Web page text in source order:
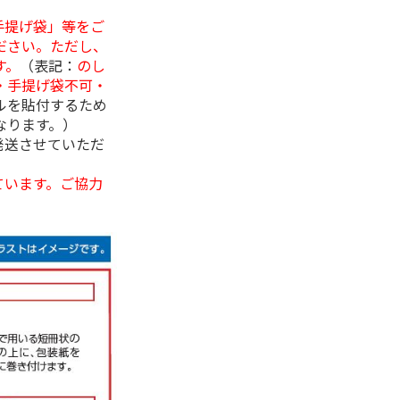
げ袋」等をご
い。ただし、
（表記： のし
提げ袋不可・
を貼付するため
ます。）
させていただ
ます。ご協力